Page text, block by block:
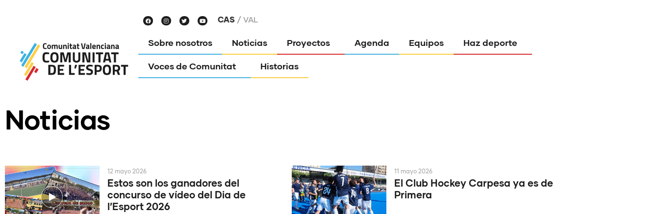
CAS VAL
Sobre nosotros Noticias Proyectos Agenda Equipos Haz deporte
Voces de Comunitat Historias
Noticias
Estos son los ganadores del
concurso de vídeo del Dia de
l’Esport 2026
12 mayo 2026
El Club Hockey Carpesa ya es de
Primera
11 mayo 2026